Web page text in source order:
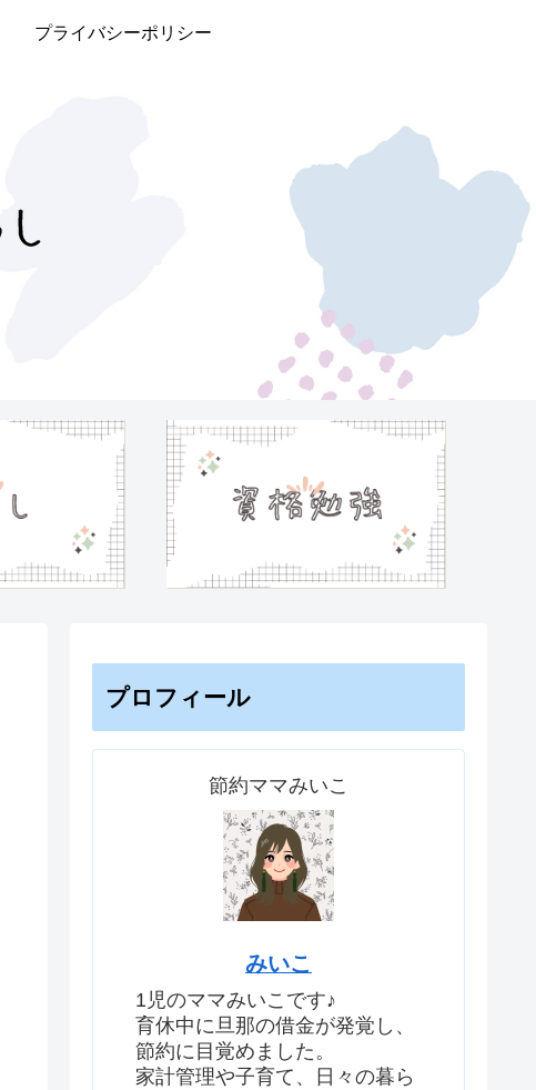
プライバシーポリシー
プロフィール
節約ママみいこ
みいこ
1児のママみいこです♪
育休中に旦那の借金が発覚し、
節約に目覚めました。
家計管理や子育て、日々の暮ら